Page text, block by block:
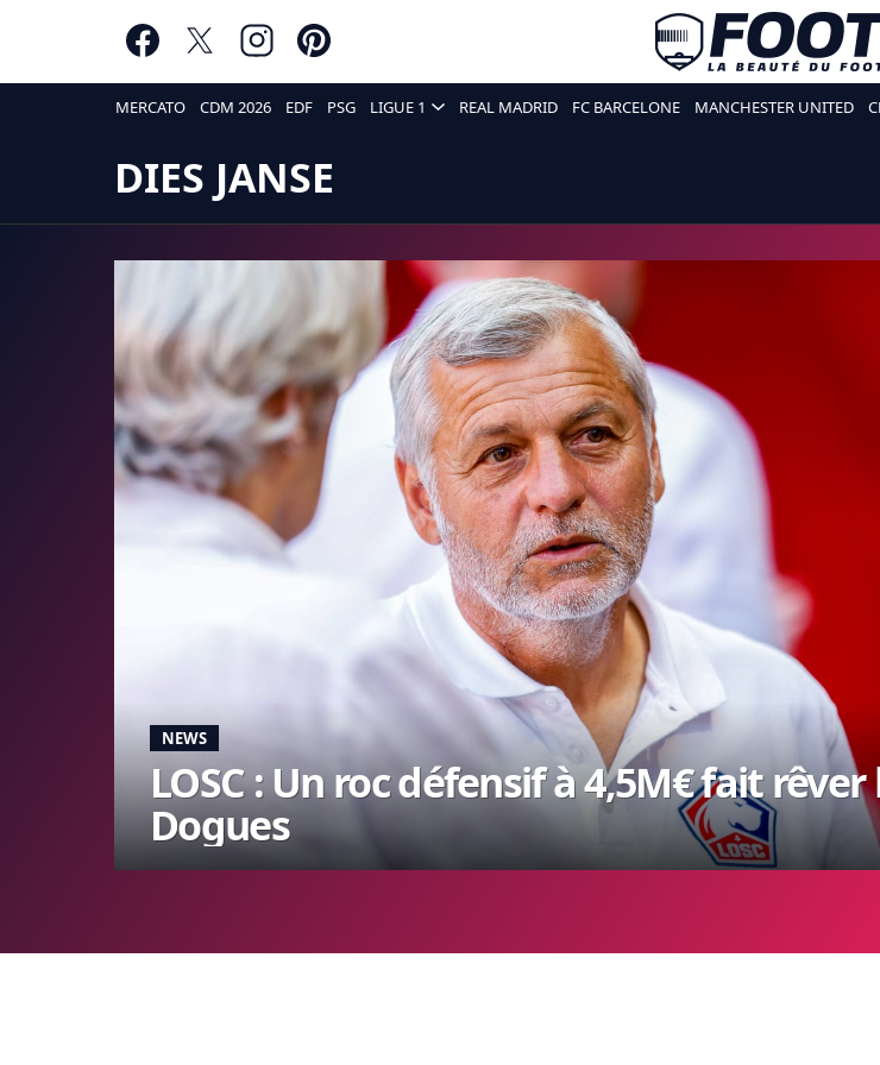
MERCATO CDM 2026 EDF PSG LIGUE 1 REAL MADRID FC BARCELONE MANCHESTER UNITED
DIES JANSE
NEWS
LOSC : Un roc défensif à 4,5M€ fait rêver
Dogues